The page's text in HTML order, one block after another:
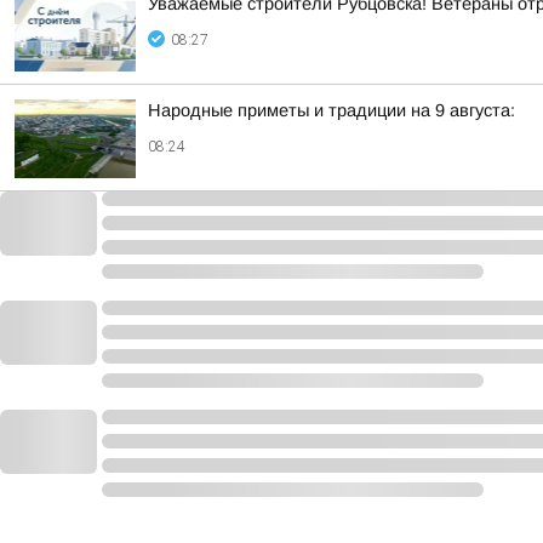
08:27
Народные приметы и традиции на 9 августа:
08:24